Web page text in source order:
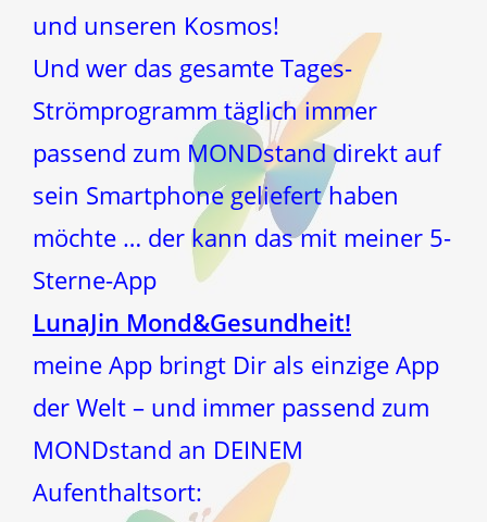
und unseren Kosmos!
Und wer das gesamte Tages-
Strömprogramm täglich immer
passend zum MONDstand direkt auf
sein Smartphone geliefert haben
möchte … der kann das mit meiner 5-
Sterne-App
LunaJin Mond&Gesundheit!
meine App bringt Dir als einzige App
der Welt – und immer passend zum
MONDstand an DEINEM
Aufenthaltsort: